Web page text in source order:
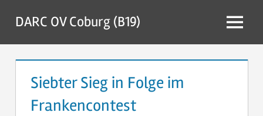
Inhalt
springen
DARC OV Coburg (B19) Menü
Siebter Sieg in Folge im
Frankencontest